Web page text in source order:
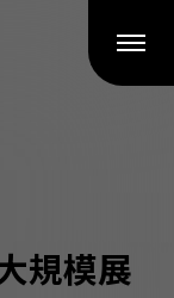
規模展